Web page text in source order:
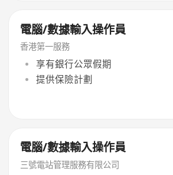
電腦/數據輸入操作員
香港第一服務
享有銀行公眾假期
提供保險計劃
電腦/數據輸入操作員
三號電站管理服務有限公司